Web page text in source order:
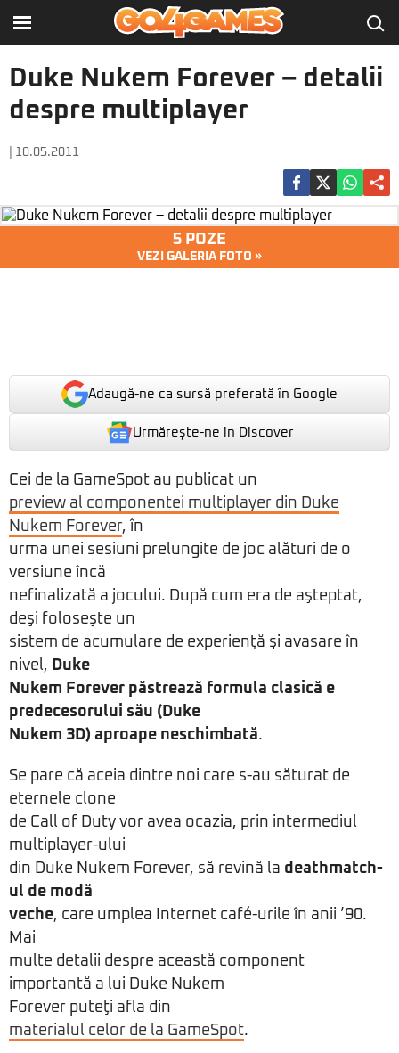
Duke Nukem Forever – detalii
despre multiplayer
| 10.05.2011
5 POZE
VEZI GALERIA FOTO »
Adaugă-ne ca sursă preferată în Google
Urmărește-ne in Discover
Cei de la GameSpot au publicat un
preview al componentei multiplayer din Duke
Nukem Forever, în
urma unei sesiuni prelungite de joc alături de o
versiune încă
nefinalizată a jocului. După cum era de aşteptat,
deşi foloseşte un
sistem de acumulare de experienţă şi avasare în
nivel, Duke
Nukem Forever păstrează formula clasică e
predecesorului său (Duke
Nukem 3D) aproape neschimbată.
Se pare că aceia dintre noi care s-au săturat de
eternele clone
de Call of Duty vor avea ocazia, prin intermediul
multiplayer-ului
din Duke Nukem Forever, să revină la deathmatch-
ul de modă
veche, care umplea Internet café-urile în anii ’90.
Mai
multe detalii despre această component
importantă a lui Duke Nukem
Forever puteţi afla din
materialul celor de la GameSpot.